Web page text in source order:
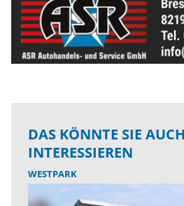
DAS KÖNNTE SIE AUCH
INTERESSIEREN
WESTPARK